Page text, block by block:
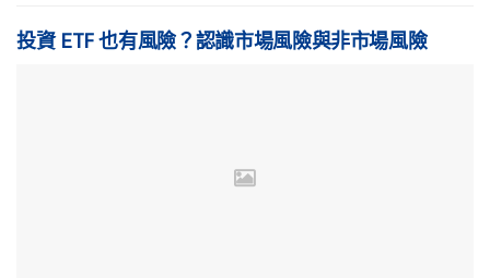
投資 ETF 也有風險？認識市場風險與非市場風險